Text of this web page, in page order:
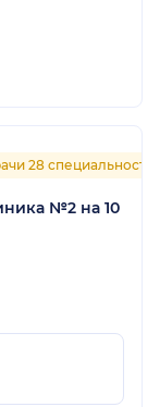
28
№2 на 10